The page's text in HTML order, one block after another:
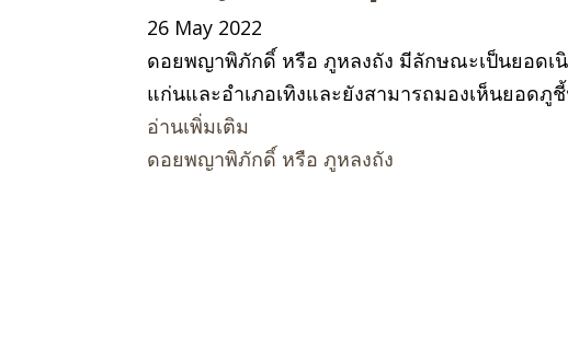
26 May 2022
ดอยพญาพิภักดิ์ หรือ ภูหลงถัง มีลักษณะเป็นยอดเนิ
แก่นและอำเภอเทิงและยังสามารถมองเห็นยอดภู
อ่านเพิ่มเติม
ดอยพญาพิภักดิ์ หรือ ภูหลงถัง